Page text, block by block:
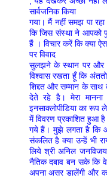
सार्वजनिक किया
गया। मैं नहीं समझ पा
कि जिस संस्था ने आपको
हैं । विचार करें कि क्या
पर विवाद
सुलझने के स्थान पर और
विश्वास रखता हूँ कि
शिद्दत और सम्मान के साथ
देते रहे है। मेरा मानना
इनसाक्लोपीडिया का
में विवरण प्रकाशित हुआ है
गये हैं। मुझे लगता है कि
संकलित है क्या उन्हें भी
लिये श्री अनिल
नैतिक दबाव बन सके कि वे
अपना असर डालेंगी और